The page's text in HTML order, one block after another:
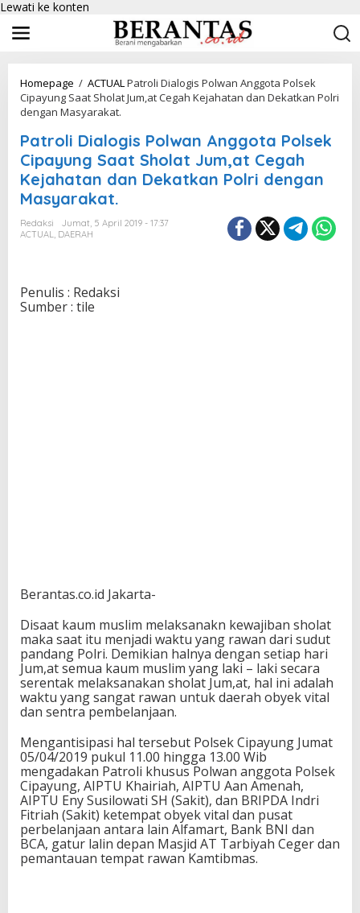
Lewati ke konten
Homepage / ACTUALPatroli Dialogis Polwan Anggota Polsek
Cipayung Saat Sholat Jum,at Cegah Kejahatan dan Dekatkan Polri
dengan Masyarakat.
Patroli Dialogis Polwan Anggota Polsek
Cipayung Saat Sholat Jum,at Cegah
Kejahatan dan Dekatkan Polri dengan
Masyarakat.
Redaksi
Jumat, 5 April 2019 - 17:37
ACTUAL, DAERAH
Penulis : Redaksi
Sumber : tile
Berantas.co.id Jakarta-
Disaat kaum muslim melaksanakn kewajiban sholat
maka saat itu menjadi waktu yang rawan dari sudut
pandang Polri. Demikian halnya dengan setiap hari
Jum,at semua kaum muslim yang laki – laki secara
serentak melaksanakan sholat Jum,at, hal ini adalah
waktu yang sangat rawan untuk daerah obyek vital
dan sentra pembelanjaan.
Mengantisipasi hal tersebut Polsek Cipayung Jumat
05/04/2019 pukul 11.00 hingga 13.00 Wib
mengadakan Patroli khusus Polwan anggota Polsek
Cipayung, AIPTU Khairiah, AIPTU Aan Amenah,
AIPTU Eny Susilowati SH (Sakit), dan BRIPDA Indri
Fitriah (Sakit) ketempat obyek vital dan pusat
perbelanjaan antara lain Alfamart, Bank BNI dan
BCA, gatur lalin depan Masjid AT Tarbiyah Ceger dan
pemantauan tempat rawan Kamtibmas.